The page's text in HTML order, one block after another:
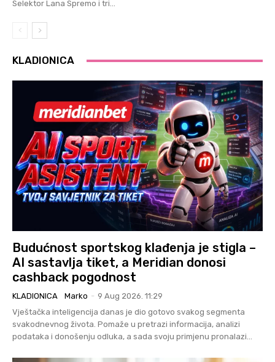
Selektor Lana Spremo i tri...
KLADIONICA
Budućnost sportskog klađenja je stigla –
AI sastavlja tiket, a Meridian donosi
cashback pogodnost
KLADIONICA Marko - 9 Aug 2026. 11:29
Vještačka inteligencija danas je dio gotovo svakog segmenta
svakodnevnog života. Pomaže u pretrazi informacija, analizi
podataka i donošenju odluka, a sada svoju primjenu pronalazi...